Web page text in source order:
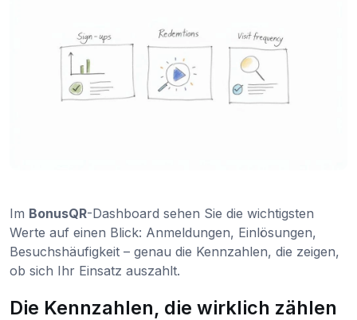
Im BonusQR-Dashboard sehen Sie die wichtigsten
Werte auf einen Blick: Anmeldungen, Einlösungen,
Besuchshäufigkeit – genau die Kennzahlen, die zeigen,
ob sich Ihr Einsatz auszahlt.
Die Kennzahlen, die wirklich zählen